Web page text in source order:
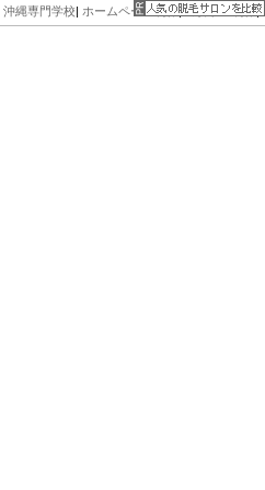
沖縄専門学校| ホームページ制作|2万円HP制作|